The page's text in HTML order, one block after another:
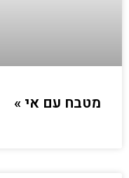
מטבח עם אי »